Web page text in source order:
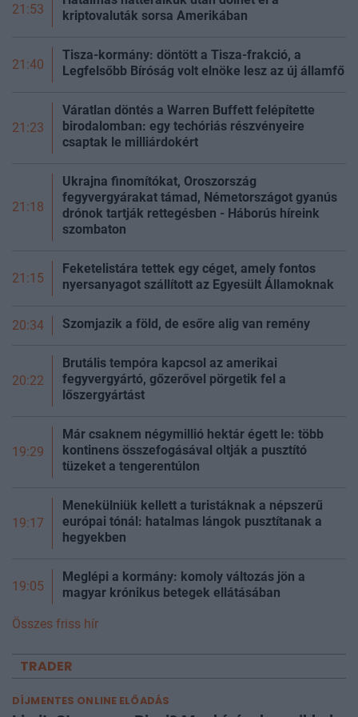
21:53
kriptovaluták sorsa Amerikában
21:40
Tisza-kormány: döntött a Tisza-frakció, a
Legfelsőbb Bíróság volt elnöke lesz az új államfő
21:23
Váratlan döntés a Warren Buffett felépítette
birodalomban: egy techóriás részvényeire
csaptak le milliárdokért
21:18
Ukrajna finomítókat, Oroszország
fegyvergyárakat támad, Németországot gyanús
drónok tartják rettegésben - Háborús híreink
szombaton
21:15
Feketelistára tettek egy céget, amely fontos
nyersanyagot szállított az Egyesült Államoknak
20:34 Szomjazik a föld, de esőre alig van remény
20:22
Brutális tempóra kapcsol az amerikai
fegyvergyártó, gőzerővel pörgetik fel a
lőszergyártást
19:29
Már csaknem négymillió hektár égett le: több
kontinens összefogásával oltják a pusztító
tüzeket a tengerentúlon
19:17
Menekülniük kellett a turistáknak a népszerű
európai tónál: hatalmas lángok pusztítanak a
hegyekben
19:05
Meglépi a kormány: komoly változás jön a
magyar krónikus betegek ellátásában
Összes friss hír
TRADER
DÍJMENTES ONLINE ELŐADÁS